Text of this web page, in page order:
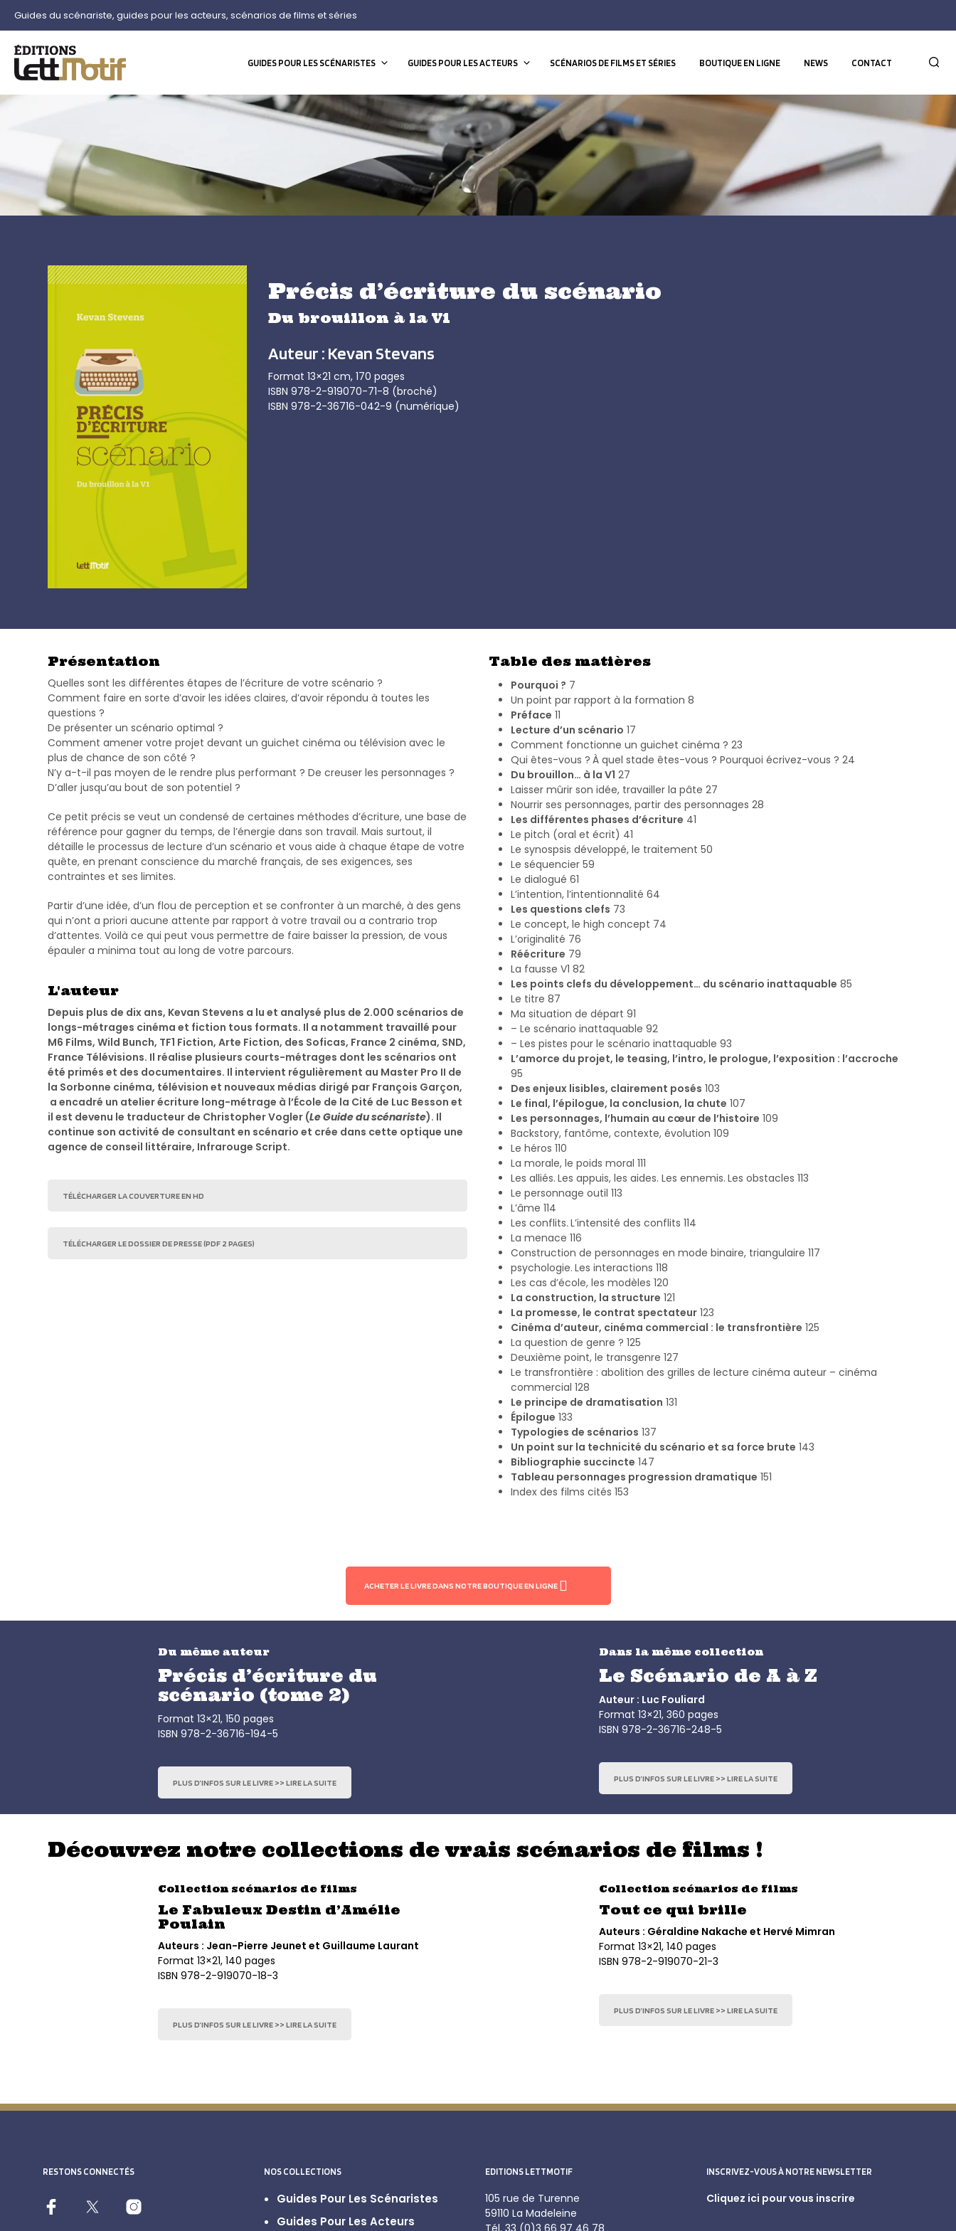
Guides du scénariste, guides pour les acteurs, scénarios de films et séries
GUIDES POUR LES SCÉNARISTES GUIDES POUR LES ACTEURS SCÉNARIOS DE FILMS ET SÉRIES BOUTIQUE EN LIGNE NEWS CONTACT
Précis d’écriture du scénario
Du brouillon à la V1
Auteur : Kevan Stevans
Format 13×21 cm, 170 pages
ISBN 978-2-919070-71-8 (broché)
ISBN 978-2-36716-042-9 (numérique)
Présentation
Quelles sont les différentes étapes de l’écriture de votre scénario ?
Comment faire en sorte d’avoir les idées claires, d’avoir répondu à toutes les
questions ?
De présenter un scénario optimal ?
Comment amener votre projet devant un guichet cinéma ou télévision avec le
plus de chance de son côté ?
N’y a-t-il pas moyen de le rendre plus performant ? De creuser les personnages ?
D’aller jusqu’au bout de son potentiel ?
Ce petit précis se veut un condensé de certaines méthodes d’écriture, une base de
référence pour gagner du temps, de l’énergie dans son travail. Mais surtout, il
détaille le processus de lecture d’un scénario et vous aide à chaque étape de votre
quête, en prenant conscience du marché français, de ses exigences, ses
contraintes et ses limites.
Partir d’une idée, d’un flou de perception et se confronter à un marché, à des gens
qui n’ont a priori aucune attente par rapport à votre travail ou a contrario trop
d’attentes. Voilà ce qui peut vous permettre de faire baisser la pression, de vous
épauler a minima tout au long de votre parcours.
L'auteur
Depuis plus de dix ans, Kevan Stevens a lu et analysé plus de 2.000 scénarios de
longs-métrages cinéma et fiction tous formats. Il a notamment travaillé pour
M6 Films, Wild Bunch, TF1 Fiction, Arte Fiction, des Soficas, France 2 cinéma, SND,
France Télévisions. Il réalise plusieurs courts-métrages dont les scénarios ont
été primés et des documentaires. Il intervient régulièrement au Master Pro II de
la Sorbonne cinéma, télévision et nouveaux médias dirigé par François Garçon,
a encadré un atelier écriture long-métrage à l’École de la Cité de Luc Besson et
il est devenu le traducteur de Christopher Vogler (Le Guide du scénariste). Il
continue son activité de consultant en scénario et crée dans cette optique une
agence de conseil littéraire, Infrarouge Script.
TÉLÉCHARGER LA COUVERTURE EN HD
TÉLÉCHARGER LE DOSSIER DE PRESSE (PDF 2 PAGES)
Table des matières
Pourquoi ? 7
Un point par rapport à la formation 8
Préface 11
Lecture d’un scénario 17
Comment fonctionne un guichet cinéma ? 23
Qui êtes-vous ? À quel stade êtes-vous ? Pourquoi écrivez-vous ? 24
Du brouillon… à la V1 27
Laisser mûrir son idée, travailler la pâte 27
Nourrir ses personnages, partir des personnages 28
Les différentes phases d’écriture 41
Le pitch (oral et écrit) 41
Le synospsis développé, le traitement 50
Le séquencier 59
Le dialogué 61
L’intention, l’intentionnalité 64
Les questions clefs 73
Le concept, le high concept 74
L’originalité 76
Réécriture 79
La fausse V1 82
Les points clefs du développement… du scénario inattaquable 85
Le titre 87
Ma situation de départ 91
– Le scénario inattaquable 92
– Les pistes pour le scénario inattaquable 93
L’amorce du projet, le teasing, l’intro, le prologue, l’exposition : l’accroche
95
Des enjeux lisibles, clairement posés 103
Le final, l’épilogue, la conclusion, la chute 107
Les personnages, l’humain au cœur de l’histoire 109
Backstory, fantôme, contexte, évolution 109
Le héros 110
La morale, le poids moral 111
Les alliés. Les appuis, les aides. Les ennemis. Les obstacles 113
Le personnage outil 113
L’âme 114
Les conflits. L’intensité des conflits 114
La menace 116
Construction de personnages en mode binaire, triangulaire 117
psychologie. Les interactions 118
Les cas d’école, les modèles 120
La construction, la structure 121
La promesse, le contrat spectateur123
Cinéma d’auteur, cinéma commercial : le transfrontière 125
La question de genre ? 125
Deuxième point, le transgenre 127
Le transfrontière : abolition des grilles de lecture cinéma auteur – cinéma
commercial 128
Le principe de dramatisation 131
Épilogue 133
Typologies de scénarios 137
Un point sur la technicité du scénario et sa force brute 143
Bibliographie succincte 147
Tableau personnages progression dramatique 151
Index des films cités 153
ACHETER LE LIVRE DANS NOTRE BOUTIQUE EN LIGNE
Du même auteur
Précis d’écriture du
scénario (tome 2)
Format 13×21, 150 pages
ISBN 978-2-36716-194-5
PLUS D’INFOS SUR LE LIVRE >> LIRE LA SUITE
Dans la même collection
Le Scénario de A à Z
Auteur : Luc Fouliard
Format 13×21, 360 pages
ISBN 978-2-36716-248-5
PLUS D’INFOS SUR LE LIVRE >> LIRE LA SUITE
Découvrez notre collections de vrais scénarios de films !
Collection scénarios de films
Le Fabuleux Destin d’Amélie
Poulain
Auteurs : Jean-Pierre Jeunet et Guillaume Laurant
Format 13×21, 140 pages
ISBN 978-2-919070-18-3
PLUS D’INFOS SUR LE LIVRE >> LIRE LA SUITE
Collection scénarios de films
Tout ce qui brille
Auteurs : Géraldine Nakache et Hervé Mimran
Format 13×21, 140 pages
ISBN 978-2-919070-21-3
PLUS D’INFOS SUR LE LIVRE >> LIRE LA SUITE
RESTONS CONNECTÉS NOS COLLECTIONS
Guides Pour Les Scénaristes
Guides Pour Les Acteurs
EDITIONS LETTMOTIF
105 rue de Turenne
59110 La Madeleine
Tél. 33 (0)3 66 97 46 78
INSCRIVEZ-VOUS À NOTRE NEWSLETTER
Cliquez ici pour vous inscrire